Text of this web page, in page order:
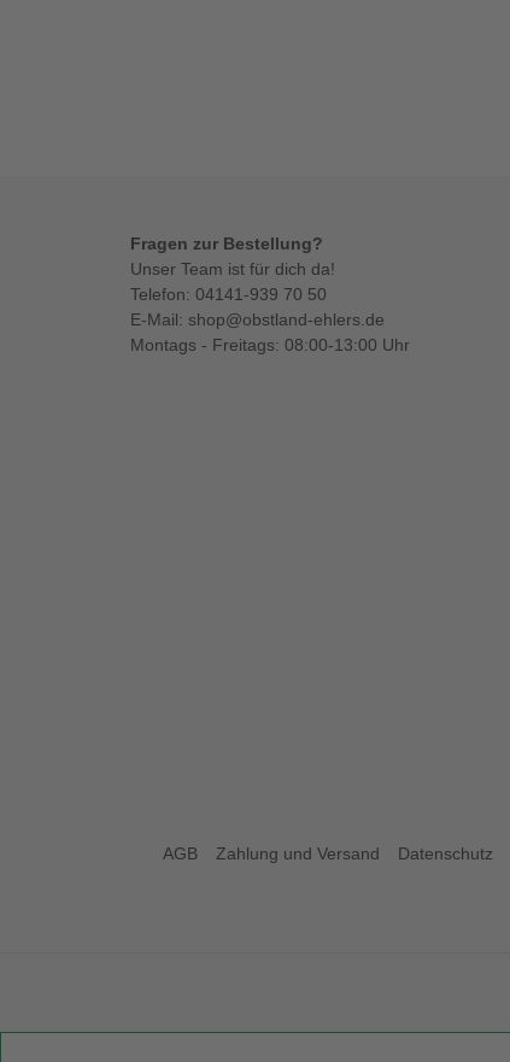
Fragen zur Bestellung?
Unser Team ist für dich da!
Telefon: 04141-939 70 50
E-Mail: shop@obstland-ehlers.de
Montags - Freitags: 08:00-13:00 Uhr
AGB Zahlung und Versand Datenschutz